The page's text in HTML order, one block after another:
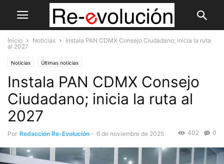
Inicio Noticias
Instala PAN CDMX Consejo Ciudadano; inicia la ruta
al 2027
Noticias Últimas noticias
Instala PAN CDMX Consejo
Ciudadano; inicia la ruta al
2027
Por Redacción Re-Evolución - 6 de noviembre de 2025 0
402